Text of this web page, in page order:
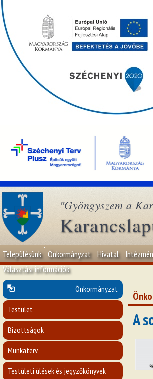
"Gyöngyszem a
Településünk Önkormányzat Hivatal
Választási információk
Önkormányzat
Testület
Bizottságok
Munkaterv
Testületi ülések és jegyzőkönyvek
A